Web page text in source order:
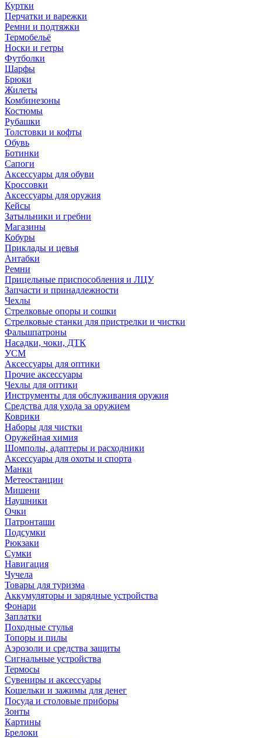
Куртки
Перчатки и варежки
Ремни и подтяжки
Термобельё
Носки и гетры
Футболки
Шарфы
Брюки
Жилеты
Комбинезоны
Костюмы
Рубашки
Толстовки и кофты
Обувь
Ботинки
Сапоги
Аксессуары для обуви
Кроссовки
Аксессуары для оружия
Кейсы
Затыльники и гребни
Магазины
Кобуры
Приклады и цевья
Антабки
Ремни
Прицельные приспособления и ЛЦУ
Запчасти и принадлежности
Чехлы
Стрелковые опоры и сошки
Стрелковые станки для пристрелки и чистки
Фальшпатроны
Насадки, чоки, ДТК
УСМ
Аксессуары для оптики
Прочие аксессуары
Чехлы для оптики
Инструменты для обслуживания оружия
Средства для ухода за оружием
Коврики
Наборы для чистки
Оружейная химия
Шомполы, адаптеры и расходники
Аксессуары для охоты и спорта
Манки
Метеостанции
Мишени
Наушники
Очки
Патронташи
Подсумки
Рюкзаки
Сумки
Навигация
Чучела
Товары для туризма
Аккумуляторы и зарядные устройства
Фонари
Заплатки
Походные стулья
Топоры и пилы
Аэрозоли и средства защиты
Сигнальные устройства
Термосы
Сувениры и аксессуары
Кошельки и зажимы для денег
Посуда и столовые приборы
Зонты
Картины
Брелоки